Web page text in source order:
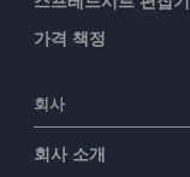
가격 책정
회사
회사 소개